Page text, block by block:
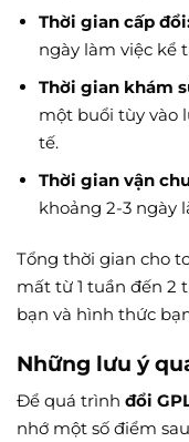
Thời gian cấp
ngày làm việc kể
Thời gian khám
một buổi tùy vào
tế.
Thời gian vận
khoảng 2-3 ngày
Tổng thời gian cho
mất từ 1 tuần đến 2
bạn và hình thức
Những lưu ý
Để quá trình đổi
nhớ một số điểm